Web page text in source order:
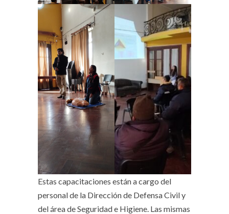
Estas capacitaciones están a cargo del
personal de la Dirección de Defensa Civil y
del área de Seguridad e Higiene. Las mismas